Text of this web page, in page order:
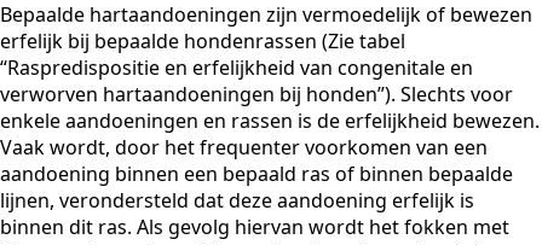
Bepaalde hartaandoeningen zijn vermoedelijk of bewezen
erfelijk bij bepaalde hondenrassen (Zie tabel
“Raspredispositie en erfelijkheid van congenitale en
verworven hartaandoeningen bij honden”). Slechts voor
enkele aandoeningen en rassen is de erfelijkheid bewezen.
Vaak wordt, door het frequenter voorkomen van een
aandoening binnen een bepaald ras of binnen bepaalde
lijnen, verondersteld dat deze aandoening erfelijk is
binnen dit ras. Als gevolg hiervan wordt het fokken met